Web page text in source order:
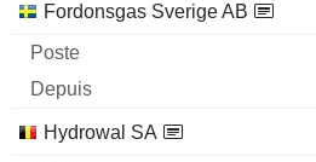
Fordonsgas Sverige AB
Hydrowal SA